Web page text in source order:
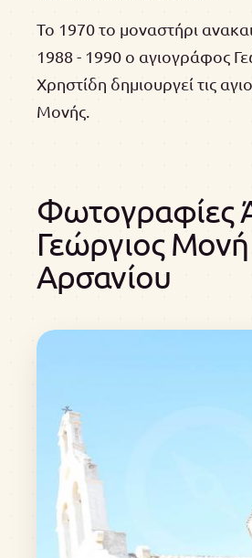
Το 1970 το μοναστήρι
1988 - 1990 ο αγιογράφος
Xρηστίδη δημιουργεί τις
Μονής.
Φωτογραφίες
Γεώργιος Μονή
Αρσανίου